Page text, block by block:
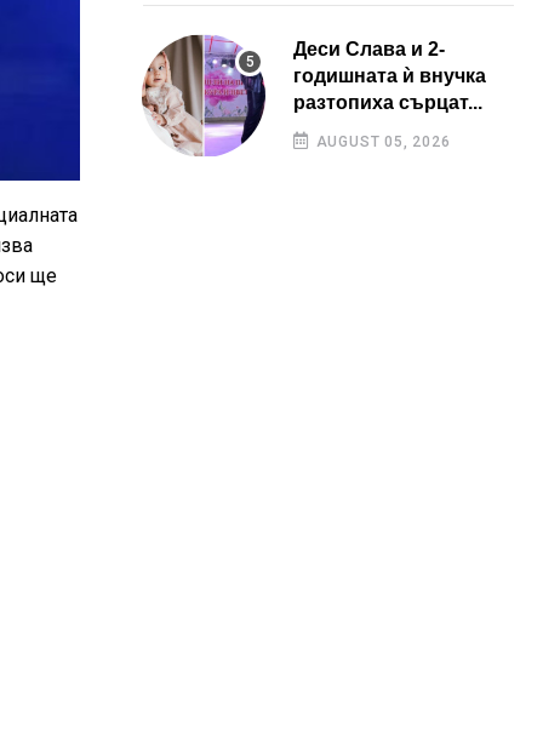
ще
Деси Слава и 2-
годишната ѝ внучка
разтопиха сърцат...
AUGUST 05, 2026